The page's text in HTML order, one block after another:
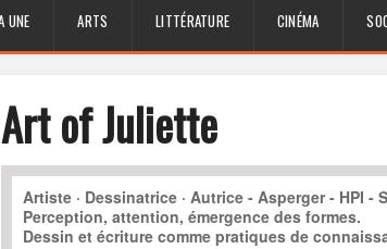
UNE ARTS LITTÉRATURE CINÉMA
Art of Juliette
Artiste · Dessinatrice · Autrice - Asperger - HPI
Perception, attention, émergence des formes.
Dessin et écriture comme pratiques de